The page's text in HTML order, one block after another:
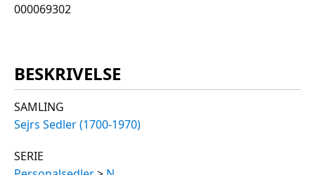
000069302
BESKRIVELSE
SAMLING
Sejrs Sedler (1700-1970)
SERIE